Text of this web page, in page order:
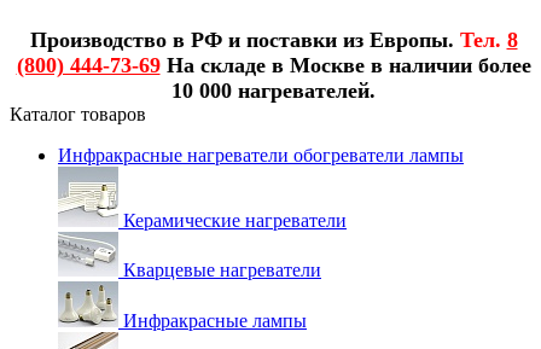
Производство в РФ и поставки из Европы. Тел. 8
(800) 444-73-69На складе в Москве в наличии более
10 000 нагревателей.
Каталог товаров
Инфракрасные нагреватели обогреватели лампы
Керамические нагреватели
Кварцевые нагреватели
Инфракрасные лампы